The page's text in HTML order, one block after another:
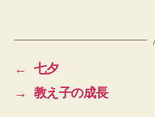
←
七夕
→
教え子の成長